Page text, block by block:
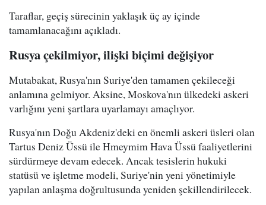
Taraflar, geçiş sürecinin yaklaşık üç ay içinde
tamamlanacağını açıkladı.
Rusya çekilmiyor, ilişki biçimi değişiyor
Mutabakat, Rusya'nın Suriye'den tamamen çekileceği
anlamına gelmiyor. Aksine, Moskova'nın ülkedeki askeri
varlığını yeni şartlara uyarlamayı amaçlıyor.
Rusya'nın Doğu Akdeniz'deki en önemli askeri üsleri olan
Tartus Deniz Üssü ile Hmeymim Hava Üssü faaliyetlerini
sürdürmeye devam edecek. Ancak tesislerin hukuki
statüsü ve işletme modeli, Suriye'nin yeni yönetimiyle
yapılan anlaşma doğrultusunda yeniden şekillendirilecek.